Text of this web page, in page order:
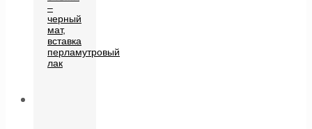
–
черный
мат,
вставка
перламутровый
лак